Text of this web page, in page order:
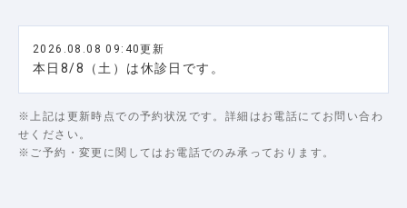
2026.08.08 09:40更新
本日8/8（土）は休診日です。
※上記は更新時点での予約状況です。詳細はお電話にてお問い合わ
せください。
※ご予約・変更に関してはお電話でのみ承っております。